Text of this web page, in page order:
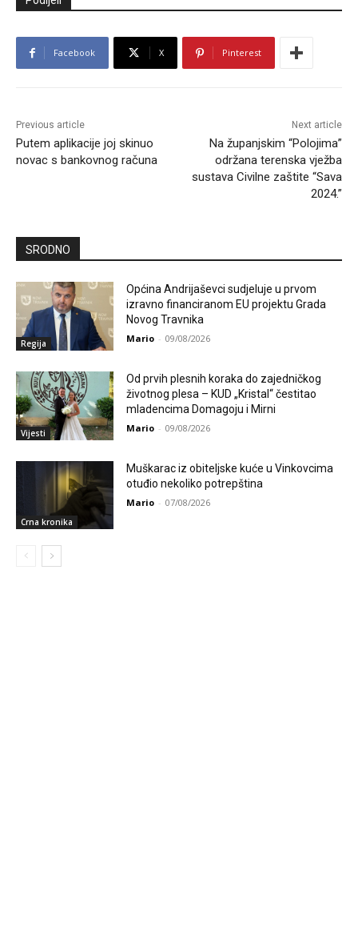
Facebook X Pinterest
Previous article
Putem aplikacije joj skinuo
novac s bankovnog računa
Next article
Na županjskim “Polojima”
održana terenska vježba
sustava Civilne zaštite “Sava
2024.”
SRODNO
Regija
Općina Andrijaševci sudjeluje u prvom
izravno financiranom EU projektu Grada
Novog Travnika
Mario - 09/08/2026
Vijesti
Od prvih plesnih koraka do zajedničkog
životnog plesa – KUD „Kristal“ čestitao
mladencima Domagoju i Mirni
Mario - 09/08/2026
Crna kronika
Muškarac iz obiteljske kuće u Vinkovcima
otuđio nekoliko potrepština
Mario - 07/08/2026